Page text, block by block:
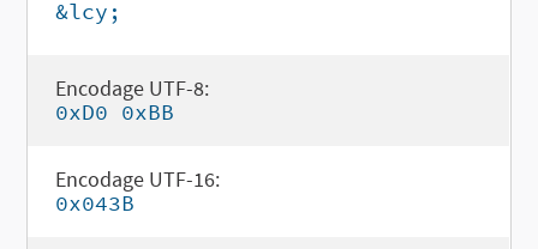
&lcy;
Encodage UTF-8:
0xD0 0xBB
Encodage UTF-16:
0x043B